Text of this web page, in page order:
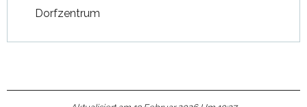
Dorfzentrum